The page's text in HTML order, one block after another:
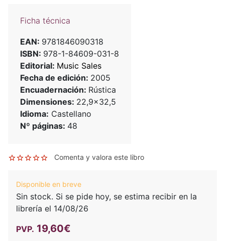
Ficha técnica
EAN: 9781846090318
ISBN: 978-1-84609-031-8
Editorial: Music Sales
Fecha de edición: 2005
Encuadernación: Rústica
Dimensiones: 22,9x32,5
Idioma: Castellano
Nº páginas: 48
Comenta y valora este libro
Disponible en breve
Sin stock. Si se pide hoy, se estima recibir en la
librería el 14/08/26
PVP. 19,60€